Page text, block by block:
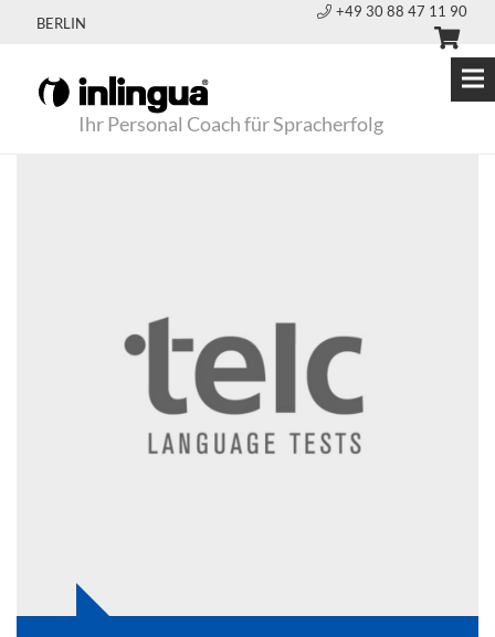
BERLIN
+49 30 88 47 11 90
Ihr Personal Coach für Spracherfolg